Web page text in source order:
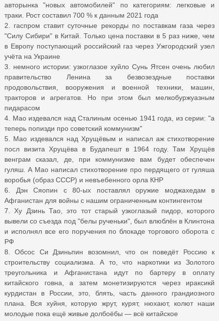
авторынка "новых автомобилей" по категориям: легковые и
траки. Рост составил 700 % к данным 2021 года
2. гаспром ставит суточные рекорды по поставкам газа через
"Силу Сибири" в Китай. Только цена поставки в 5 раз ниже, чем
в Европу поступающий российский газ через Ужгородский узел
учёта на Украине
3. немного истории: узкоглазое хуйло Сунь Ятсен очень любил
правительство Ленина за безвозездные поставки
продовольствия, вооружения и военной техники, машин,
тракторов и агрегатов. Но при этом был мелкобуржуазным
пидарасом
4. Мао издевался над Сталиным осенью 1941 года, из серии: "а
теперь попизди про советский коммунизм"
5. Мао издевался над Хрущёвым и написал аж стихотворение
посл визита Хрущёва в Будапешт в 1964 году. Там Хрущёв
венграм сказал, де, при коммунизме вам будет обеспечен
гуляш. А Мао написал стихотворение про пердящего от гуляша
воробья (образ СССР) и невъебенного орла КНР
6. Дэн Сяопин с 80-ых поставлял оружие моджахедам в
Афганистан для войны с нашим ограниченным контингентом
7. Ху Дзинь Тао, это тот старый узкоглазый пидор, которого
вывели со съезда под "белы рученьки", был влюблён в Клинтона
и исполнял все его поручения по блокаде торгового оборота с
РФ
8. Обсос Си Дзиньпин возомнил, что он поведёт Россию к
строительству социализма. А то, что наркотики из Золотого
треугольника и Афганистана идут по бартеру в оплату
китайского говна, а затем монетизируются через ираксикй
курдистан в России, это, блять, часть данного грандиозного
плана. Вся хуйня, которую жрут, курят, нюхают, колют наши
молодые пока ещё живые долбоёбы — всё китайское